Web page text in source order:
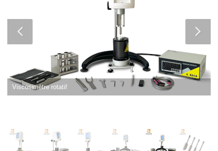
Viscosimètre rotatif